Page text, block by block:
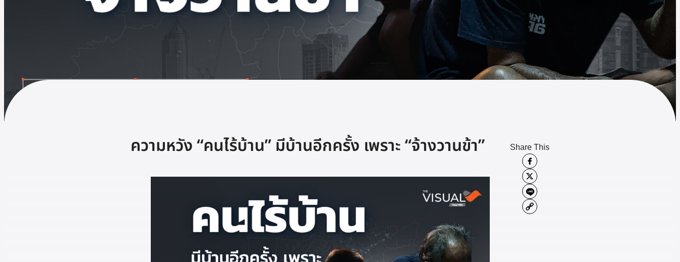
ความหวัง “คนไร้บ้าน” มีบ้านอีกครั้ง เพราะ “จ้างวานข้า”